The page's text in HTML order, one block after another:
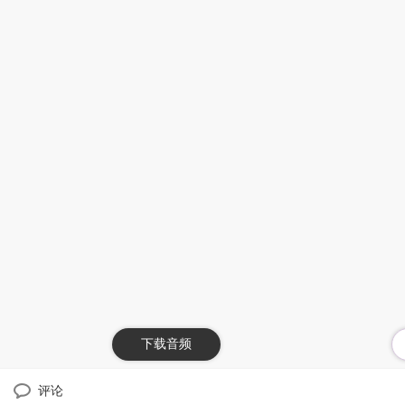
下载音频
评论